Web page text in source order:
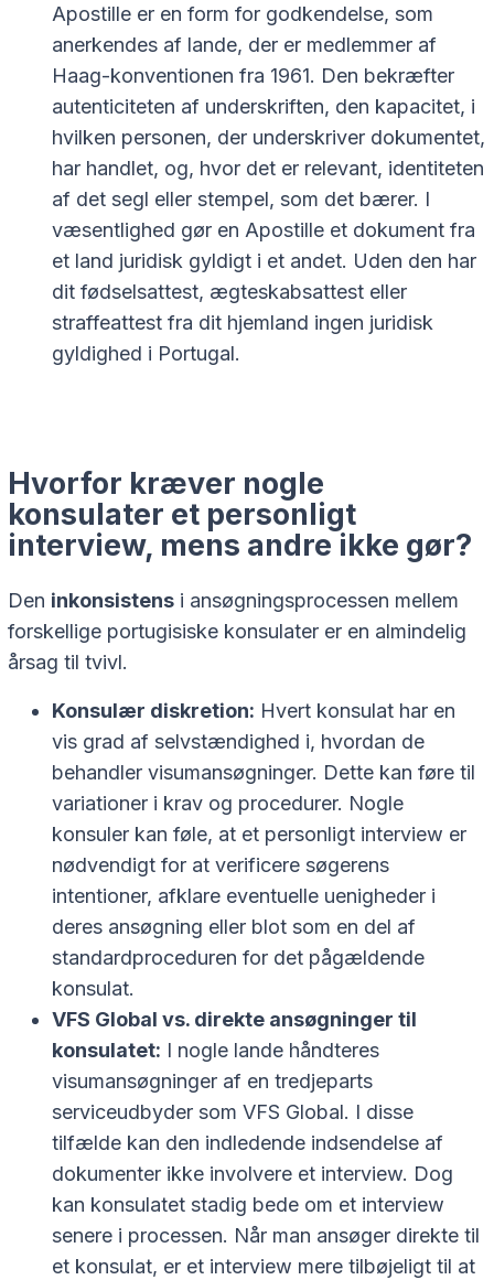
Apostille er en form for godkendelse, som
anerkendes af lande, der er medlemmer af
Haag-konventionen fra 1961. Den bekræfter
autenticiteten af underskriften, den kapacitet, i
hvilken personen, der underskriver dokumentet,
har handlet, og, hvor det er relevant, identiteten
af det segl eller stempel, som det bærer. I
væsentlighed gør en Apostille et dokument fra
et land juridisk gyldigt i et andet. Uden den har
dit fødselsattest, ægteskabsattest eller
straffeattest fra dit hjemland ingen juridisk
gyldighed i Portugal.
Hvorfor kræver nogle
konsulater et personligt
interview, mens andre ikke gør?
Den inkonsistens i ansøgningsprocessen mellem
forskellige portugisiske konsulater er en almindelig
årsag til tvivl.
Konsulær diskretion: Hvert konsulat har en
vis grad af selvstændighed i, hvordan de
behandler visumansøgninger. Dette kan føre til
variationer i krav og procedurer. Nogle
konsuler kan føle, at et personligt interview er
nødvendigt for at verificere søgerens
intentioner, afklare eventuelle uenigheder i
deres ansøgning eller blot som en del af
standardproceduren for det pågældende
konsulat.
VFS Global vs. direkte ansøgninger til
konsulatet: I nogle lande håndteres
visumansøgninger af en tredjeparts
serviceudbyder som VFS Global. I disse
tilfælde kan den indledende indsendelse af
dokumenter ikke involvere et interview. Dog
kan konsulatet stadig bede om et interview
senere i processen. Når man ansøger direkte til
et konsulat, er et interview mere tilbøjeligt til at